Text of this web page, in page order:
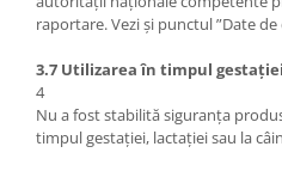
raportare. Vezi și punctul ”Date
3.7 Utilizarea în timpul
4
Nu a fost stabilită siguranța
timpul gestației, lactației sau la